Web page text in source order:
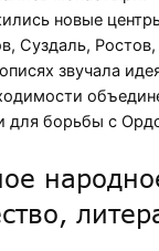
новые
Суздаль,
звучала
для борьбы с